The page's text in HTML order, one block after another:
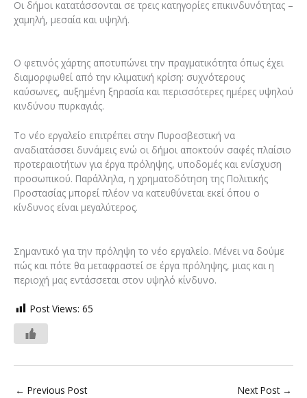
Οι δήμοι κατατάσσονται σε τρεις κατηγορίες επικινδυνότητας –
χαμηλή, μεσαία και υψηλή.
Ο φετινός χάρτης αποτυπώνει την πραγματικότητα όπως έχει
διαμορφωθεί από την κλιματική κρίση: συχνότερους
καύσωνες, αυξημένη ξηρασία και περισσότερες ημέρες υψηλού
κινδύνου πυρκαγιάς.
Το νέο εργαλείο επιτρέπει στην Πυροσβεστική να
αναδιατάσσει δυνάμεις ενώ οι δήμοι αποκτούν σαφές πλαίσιο
προτεραιοτήτων για έργα πρόληψης, υποδομές και ενίσχυση
προσωπικού. Παράλληλα, η χρηματοδότηση της Πολιτικής
Προστασίας μπορεί πλέον να κατευθύνεται εκεί όπου ο
κίνδυνος είναι μεγαλύτερος.
Σημαντικό για την πρόληψη το νέο εργαλείο. Μένει να δούμε
πώς και πότε θα μεταφραστεί σε έργα πρόληψης, μιας και η
περιοχή μας εντάσσεται στον υψηλό κίνδυνο.
Post Views: 65
← Previous Post Next Post →